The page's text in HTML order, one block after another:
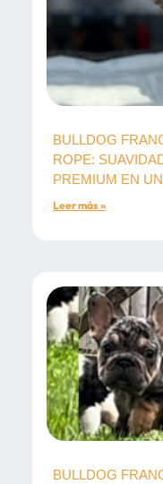
BULLDOG
ROPE:
PREMIUM EN
Leer más »
BULLDOG